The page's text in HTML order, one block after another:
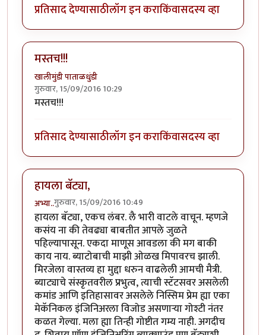
प्रतिसाद देण्यासाठीलॉग इन कराकिंवासदस्य व्हा
मस्तच!!!
खालीमुंडी पाताळधुंडी
गुरुवार, 15/09/2016 10:29
मस्तच!!!
प्रतिसाद देण्यासाठीलॉग इन कराकिंवासदस्य व्हा
हायला बॅट्या,
अभ्या..गुरुवार, 15/09/2016 10:49
हायला बॅट्या, एकच लंबर. लै भारी वाटले वाचून. म्हणजे
कसंय ना की तेवढ्या बाबतीत आपले जुळते
पहिल्यापासून. एकदा माणूस आवडला की मग बाकी
काय नाय. ब्याटोबाची माझी ओळख मिपावरच झाली.
मिरजेला वास्तव्य हा मुद्दा धरुन वाढलेली आमची मैत्री.
ब्याट्याचे संस्कृतवरील प्रभुत्व, त्याची स्टॅटसवर असलेली
कमांड आणि इतिहासावर असलेले निस्सिम प्रेम ह्या एका
मेकॅनिकल इंजिनिअरला विजोड असणार्‍या गोश्टी नंतर
कळत गेल्या. मला ह्या तिन्ही गोष्टीत गम्य नाही. अगदीच